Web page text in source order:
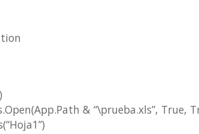
& “\prueba.xls”, True,